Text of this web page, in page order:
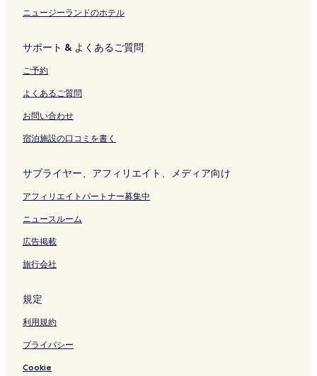
ー
開
く
リ
ン
ク
ペ
を
開
く
リ
ク
リ
ニュージーランドのホテル
サポート & よくあるご質問
ご予約
よくあるご質問
お問い合わせ
宿泊施設の口コミを書く
サプライヤー、アフィリエイト、メディア向け
アフィリエイトパートナー募集中
ニュースルーム
広告掲載
旅行会社
規定
利用規約
プライバシー
Cookie